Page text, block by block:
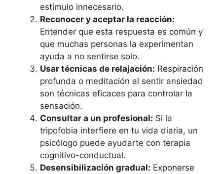
estímulo innecesario.
Reconocer y aceptar la reacción:
Entender que esta respuesta es común y
que muchas personas la experimentan
ayuda a no sentirse solo.
Usar técnicas de relajación: Respiración
profunda o meditación al sentir ansiedad
son técnicas eficaces para controlar la
sensación.
Consultar a un profesional: Si la
tripofobia interfiere en tu vida diaria, un
psicólogo puede ayudarte con terapia
cognitivo-conductual.
Desensibilización gradual: Exponerse